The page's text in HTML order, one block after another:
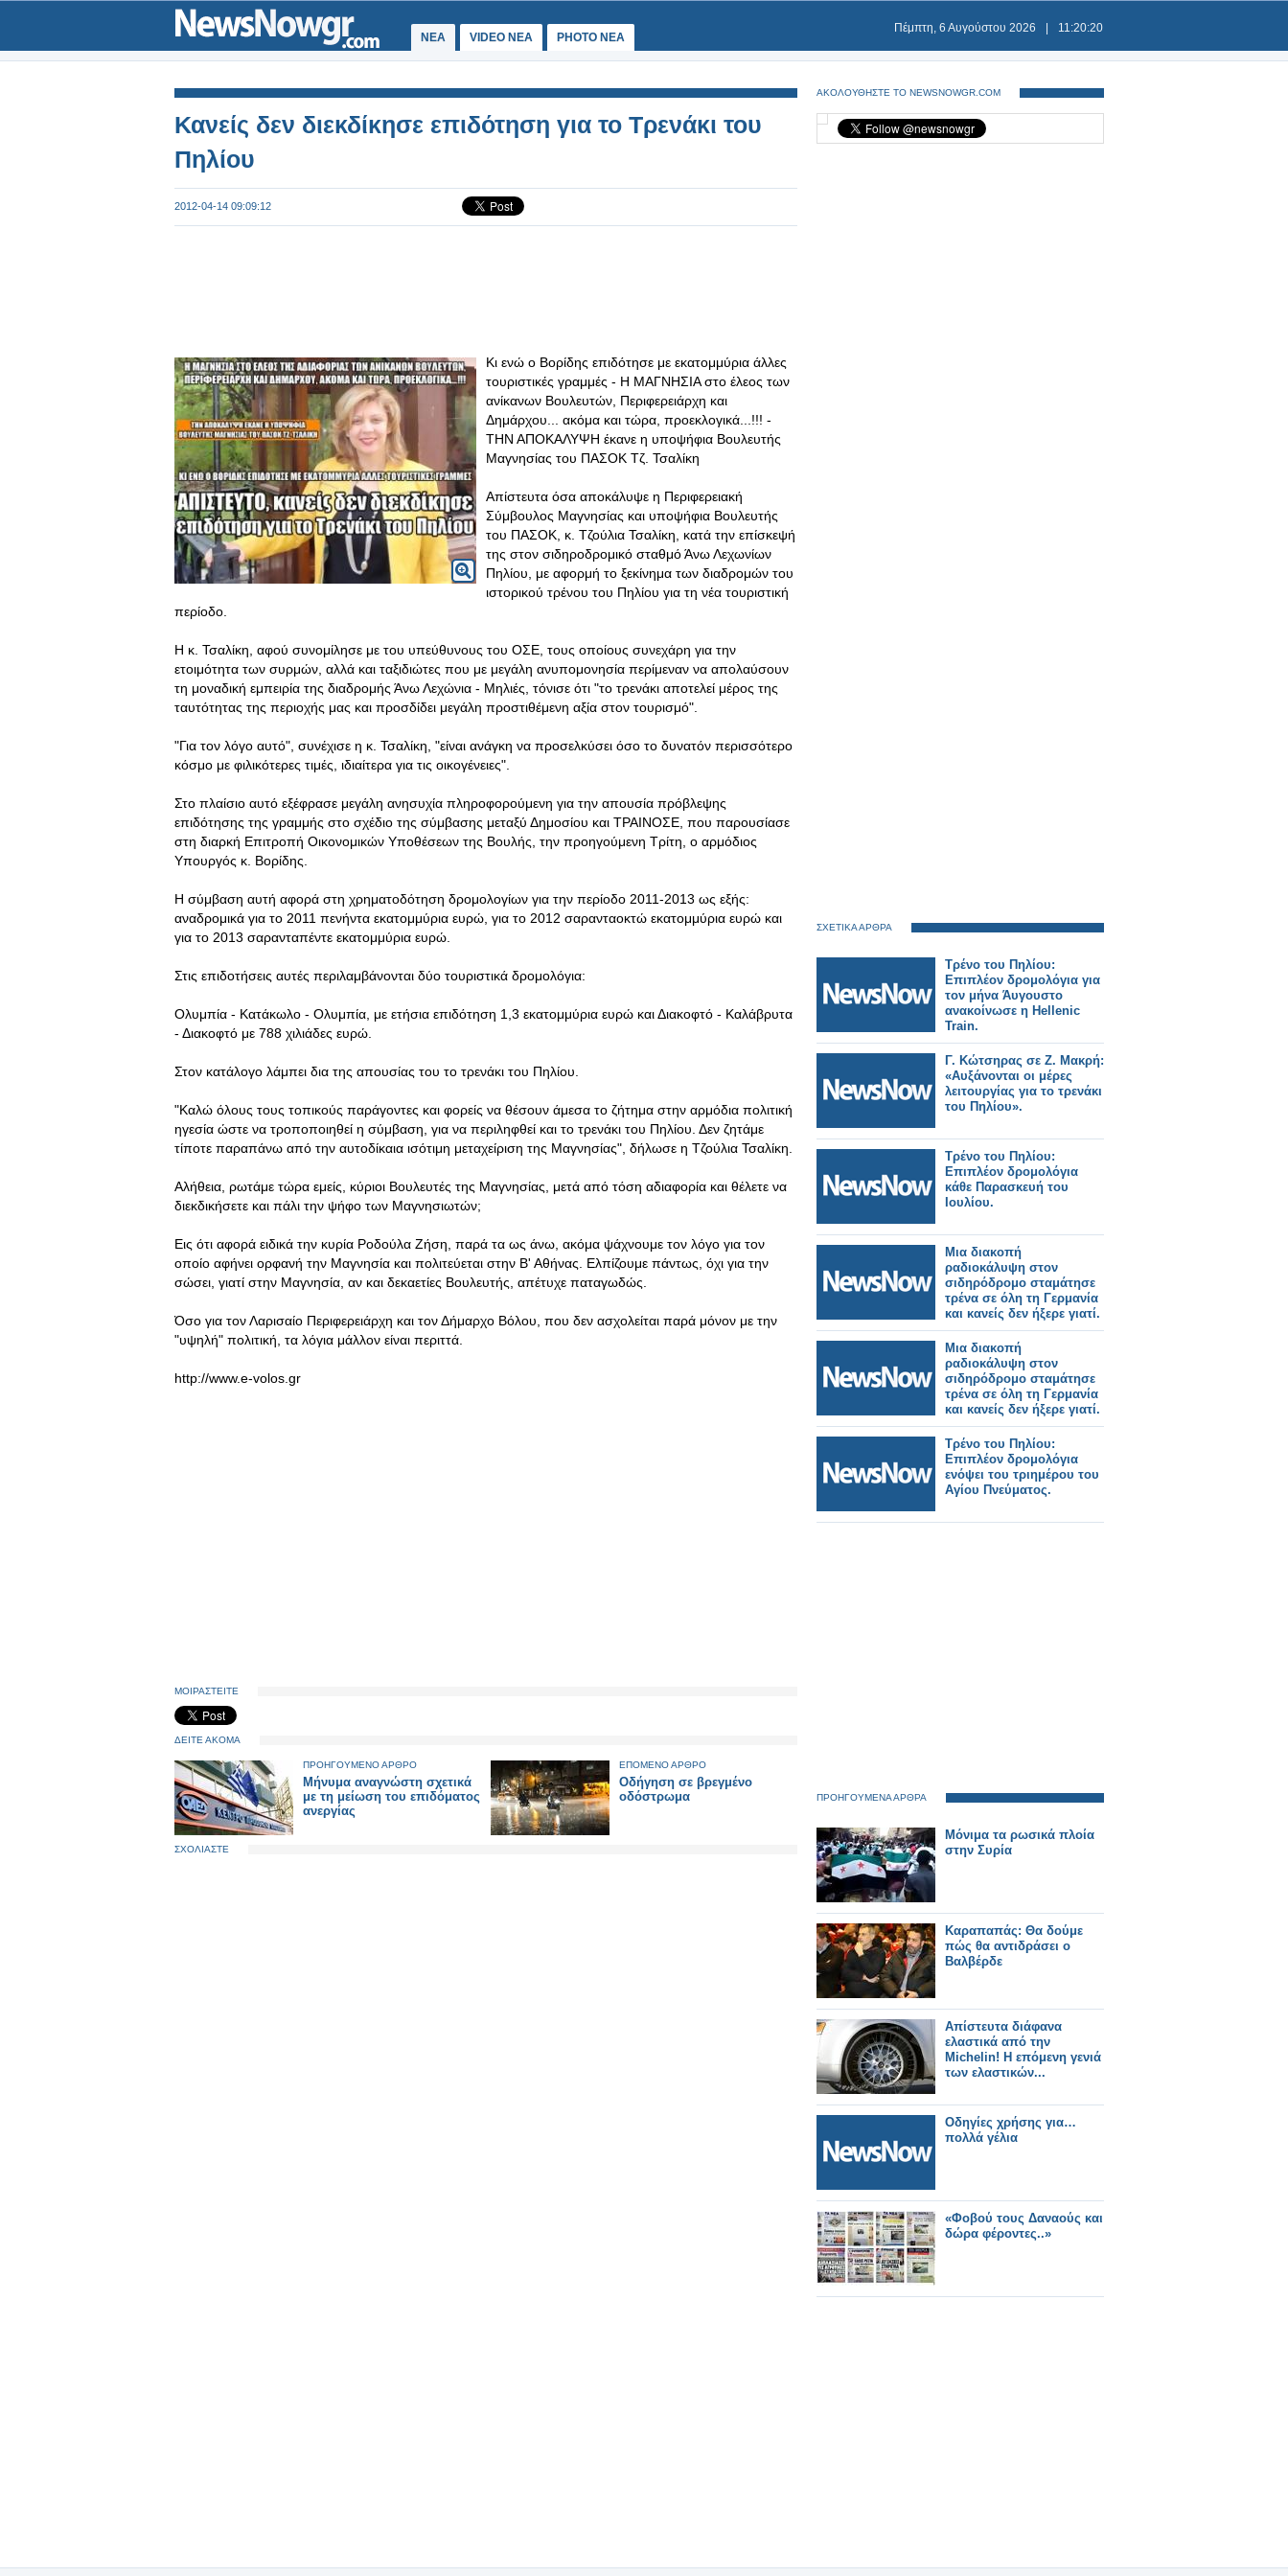
ΝΕΑ VIDEO NEA PHOTO NEA
Πέμπτη, 6 Αυγούστου 2026 11:20:20
Κανείς δεν διεκδίκησε επιδότηση για το Τρενάκι του
Πηλίου
2012-04-14 09:09:12
Κι ενώ ο Βορίδης επιδότησε με εκατομμύρια άλλες
τουριστικές γραμμές - Η ΜΑΓΝΗΣΙΑ στο έλεος των
ανίκανων Βουλευτών, Περιφερειάρχη και
Δημάρχου... ακόμα και τώρα, προεκλογικά...!!! -
ΤΗΝ ΑΠΟΚΑΛΥΨΗ έκανε η υποψήφια Βουλευτής
Μαγνησίας του ΠΑΣΟΚ Τζ. Τσαλίκη
Απίστευτα όσα αποκάλυψε η Περιφερειακή
Σύμβουλος Μαγνησίας και υποψήφια Βουλευτής
του ΠΑΣΟΚ, κ. Τζούλια Τσαλίκη, κατά την επίσκεψή
της στον σιδηροδρομικό σταθμό Άνω Λεχωνίων
Πηλίου, με αφορμή το ξεκίνημα των διαδρομών του
ιστορικού τρένου του Πηλίου για τη νέα τουριστική
περίοδο.
Η κ. Τσαλίκη, αφού συνομίλησε με του υπεύθυνους του ΟΣΕ, τους οποίους συνεχάρη για την
ετοιμότητα των συρμών, αλλά και ταξιδιώτες που με μεγάλη ανυπομονησία περίμεναν να απολαύσουν
τη μοναδική εμπειρία της διαδρομής Άνω Λεχώνια - Μηλιές, τόνισε ότι "το τρενάκι αποτελεί μέρος της
ταυτότητας της περιοχής μας και προσδίδει μεγάλη προστιθέμενη αξία στον τουρισμό".
"Για τον λόγο αυτό", συνέχισε η κ. Τσαλίκη, "είναι ανάγκη να προσελκύσει όσο το δυνατόν περισσότερο
κόσμο με φιλικότερες τιμές, ιδιαίτερα για τις οικογένειες".
Στο πλαίσιο αυτό εξέφρασε μεγάλη ανησυχία πληροφορούμενη για την απουσία πρόβλεψης
επιδότησης της γραμμής στο σχέδιο της σύμβασης μεταξύ Δημοσίου και ΤΡΑΙΝΟΣΕ, που παρουσίασε
στη διαρκή Επιτροπή Οικονομικών Υποθέσεων της Βουλής, την προηγούμενη Τρίτη, ο αρμόδιος
Υπουργός κ. Βορίδης.
Η σύμβαση αυτή αφορά στη χρηματοδότηση δρομολογίων για την περίοδο 2011-2013 ως εξής:
αναδρομικά για το 2011 πενήντα εκατομμύρια ευρώ, για το 2012 σαρανταοκτώ εκατομμύρια ευρώ και
για το 2013 σαρανταπέντε εκατομμύρια ευρώ.
Στις επιδοτήσεις αυτές περιλαμβάνονται δύο τουριστικά δρομολόγια:
Ολυμπία - Κατάκωλο - Ολυμπία, με ετήσια επιδότηση 1,3 εκατομμύρια ευρώ και Διακοφτό - Καλάβρυτα
- Διακοφτό με 788 χιλιάδες ευρώ.
Στον κατάλογο λάμπει δια της απουσίας του το τρενάκι του Πηλίου.
"Καλώ όλους τους τοπικούς παράγοντες και φορείς να θέσουν άμεσα το ζήτημα στην αρμόδια πολιτική
ηγεσία ώστε να τροποποιηθεί η σύμβαση, για να περιληφθεί και το τρενάκι του Πηλίου. Δεν ζητάμε
τίποτε παραπάνω από την αυτοδίκαια ισότιμη μεταχείριση της Μαγνησίας", δήλωσε η Τζούλια Τσαλίκη.
Αλήθεια, ρωτάμε τώρα εμείς, κύριοι Βουλευτές της Μαγνησίας, μετά από τόση αδιαφορία και θέλετε να
διεκδικήσετε και πάλι την ψήφο των Μαγνησιωτών;
Εις ότι αφορά ειδικά την κυρία Ροδούλα Ζήση, παρά τα ως άνω, ακόμα ψάχνουμε τον λόγο για τον
οποίο αφήνει ορφανή την Μαγνησία και πολιτεύεται στην Β' Αθήνας. Ελπίζουμε πάντως, όχι για την
σώσει, γιατί στην Μαγνησία, αν και δεκαετίες Βουλευτής, απέτυχε παταγωδώς.
Όσο για τον Λαρισαίο Περιφερειάρχη και τον Δήμαρχο Βόλου, που δεν ασχολείται παρά μόνον με την
"υψηλή" πολιτική, τα λόγια μάλλον είναι περιττά.
http://www.e-volos.gr
ΜΟΙΡΑΣΤΕΙΤΕ
ΔΕΙΤΕ ΑΚΟΜΑ
ΠΡΟΗΓΟΥΜΕΝΟ ΑΡΘΡΟ
Μήνυμα αναγνώστη σχετικά
με τη μείωση του επιδόματος
ανεργίας
ΕΠΟΜΕΝΟ ΑΡΘΡΟ
Οδήγηση σε βρεγμένο
οδόστρωμα
ΣΧΟΛΙΑΣΤΕ
ΑΚΟΛΟΥΘΗΣΤΕ ΤΟ NEWSNOWGR.COM
ΣΧΕΤΙΚΑ ΑΡΘΡΑ
Τρένο του Πηλίου:
Επιπλέον δρομολόγια για
τον μήνα Άυγουστο
ανακοίνωσε η Hellenic
Train.
Γ. Κώτσηρας σε Ζ. Μακρή:
«Αυξάνονται oι μέρες
λειτουργίας για το τρενάκι
του Πηλίου».
Τρένο του Πηλίου:
Επιπλέον δρομολόγια
κάθε Παρασκευή του
Ιουλίου.
Μια διακοπή
ραδιοκάλυψη στον
σιδηρόδρομο σταμάτησε
τρένα σε όλη τη Γερμανία
και κανείς δεν ήξερε γιατί.
Μια διακοπή
ραδιοκάλυψη στον
σιδηρόδρομο σταμάτησε
τρένα σε όλη τη Γερμανία
και κανείς δεν ήξερε γιατί.
Τρένο του Πηλίου:
Επιπλέον δρομολόγια
ενόψει του τριημέρου του
Αγίου Πνεύματος.
ΠΡΟΗΓΟΥΜΕΝΑ ΑΡΘΡΑ
Mόνιμα τα ρωσικά πλοία
στην Συρία
Καραπαπάς: Θα δούμε
πώς θα αντιδράσει ο
Βαλβέρδε
Απίστευτα διάφανα
ελαστικά από την
Michelin! Η επόμενη γενιά
των ελαστικών...
Οδηγίες χρήσης για…
πολλά γέλια
«Φοβού τους Δαναούς και
δώρα φέροντες..»